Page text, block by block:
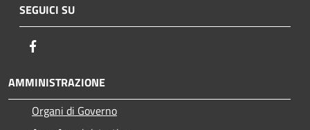
SEGUICI SU
AMMINISTRAZIONE
Organi di Governo